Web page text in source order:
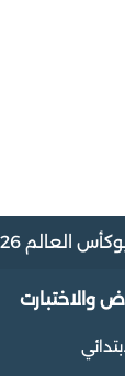
كأس العالم 2026 امريكا
والاختبارت